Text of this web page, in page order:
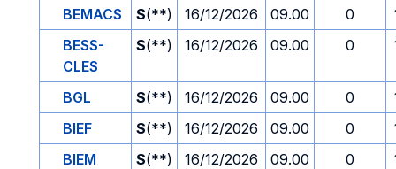
BEMACS
S(**) 16/12/2026 09.00 0
BESS-
CLES
S(**) 16/12/2026 09.00 0
BGL S(**) 16/12/2026 09.00 0
BIEF
S(**) 16/12/2026 09.00 0
BIEM
S(**) 16/12/2026 09.00 0